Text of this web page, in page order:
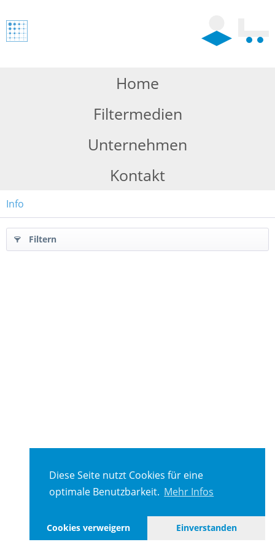
Diese Seite nutzt Cookies für eine
optimale Benutzbarkeit. Mehr Infos
Cookies verweigern Einverstanden
Home
Filtermedien
Unternehmen
Kontakt
Info
Filtern